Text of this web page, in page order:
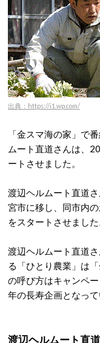
出典：https://i1.wp.com/
「金スマ海の家」で
ムート直道さんは、
ートさせました。
渡辺ヘルムート直道
宮市に移し、同市内
をスタートさせました
渡辺ヘルムート直道
る「ひとり農業」は
の呼び方はキャンペ
年の長寿企画となって
渡辺ヘルムート直